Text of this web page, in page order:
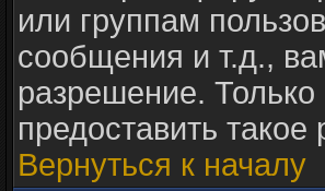
или группам
сообщения и т.д.,
разрешение.
предоставить
Вернуться к началу